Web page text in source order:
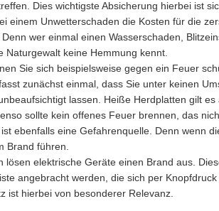
Dies wichtigste Absicherung hierbei ist
einem Unwetterschaden die Kosten für die
wer einmal einen Wasserschaden,
Naturgewalt keine Hemmung kennt.
Sie sich beispielsweise gegen ein Feuer
zunächst einmal, dass Sie unter keinen
lassen. Heiße Herdplatten gilt
sollte kein offenes Feuer brennen, das
ebenfalls eine Gefahrenquelle. Denn wenn
Brand führen.
lösen elektrische Geräte einen Brand aus.
angebracht werden, die sich per
ist hierbei von besonderer Relevanz.